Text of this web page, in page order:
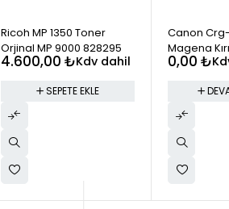
Ricoh MP 1350 Toner
Orjinal MP 9000 828295
4.600,00 ₺Kdv dahil
SEPETE EKLE
STOK YOK
Canon
Magena
0,00₺